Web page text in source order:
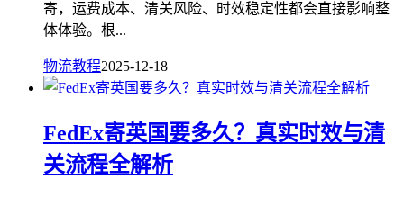
寄，运费成本、清关风险、时效稳定性都会直接影响整
体体验。根...
物流教程2025-12-18
FedEx寄英国要多久？真实时效与清
关流程全解析